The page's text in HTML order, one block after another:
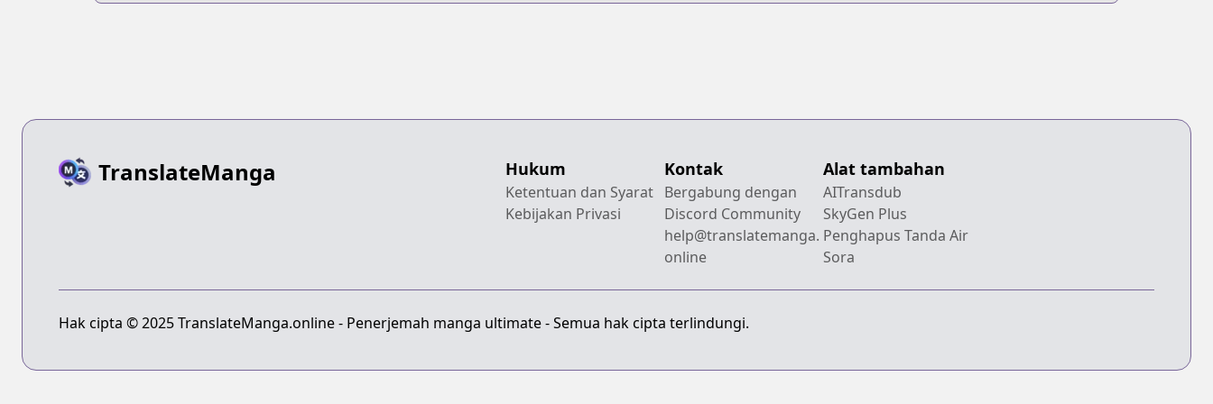
TranslateManga Hukum
Ketentuan dan Syarat
Kebijakan Privasi
Kontak
Bergabung dengan
Discord Community
help@translatemanga.
online
Alat tambahan
AITransdub
SkyGen Plus
Penghapus Tanda Air
Sora
Hak cipta © 2025 TranslateManga.online - Penerjemah manga ultimate - Semua hak cipta terlindungi.